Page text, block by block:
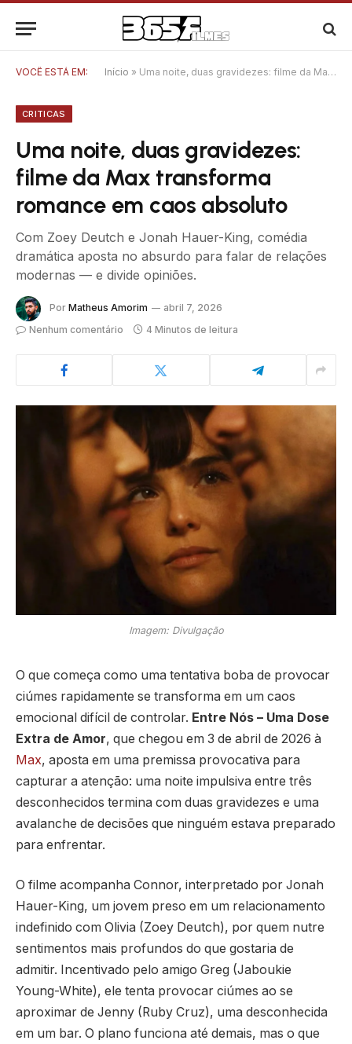
VOCÊ ESTÁ EM: Início » Uma noite, duas gravidezes: filme da Max transforma romance em caos absoluto
CRITICAS
Uma noite, duas gravidezes:
filme da Max transforma
romance em caos absoluto
Com Zoey Deutch e Jonah Hauer-King, comédia
dramática aposta no absurdo para falar de relações
modernas — e divide opiniões.
Por Matheus Amorim
abril 7, 2026
Nenhum comentário
4 Minutos de leitura
Imagem: Divulgação
O que começa como uma tentativa boba de provocar
ciúmes rapidamente se transforma em um caos
emocional difícil de controlar. Entre Nós – Uma Dose
Extra de Amor, que chegou em 3 de abril de 2026 à
Max, aposta em uma premissa provocativa para
capturar a atenção: uma noite impulsiva entre três
desconhecidos termina com duas gravidezes e uma
avalanche de decisões que ninguém estava preparado
para enfrentar.
O filme acompanha Connor, interpretado por Jonah
Hauer-King, um jovem preso em um relacionamento
indefinido com Olivia (Zoey Deutch), por quem nutre
sentimentos mais profundos do que gostaria de
admitir. Incentivado pelo amigo Greg (Jaboukie
Young-White), ele tenta provocar ciúmes ao se
aproximar de Jenny (Ruby Cruz), uma desconhecida
em um bar. O plano funciona até demais, mas o que